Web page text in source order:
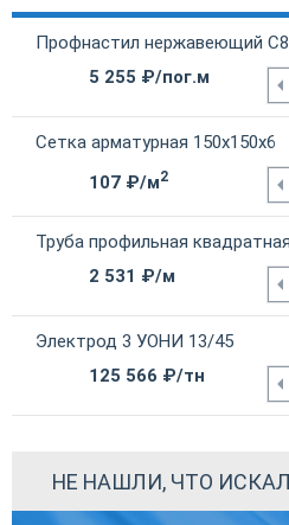
Профнастил нержавеющий С8
5 255 ₽/пог.м
Сетка арматурная 150х150х6
107 ₽/м2
Труба профильная
2 531 ₽/м
Электрод 3 УОНИ 13/45
125 566 ₽/тн
НЕ НАШЛИ, ЧТО